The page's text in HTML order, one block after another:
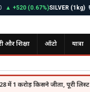
(0.67%)SILVER (1kg) ₹98,200
और शिक्षा ऑटो यात्रा
जीता, पूरी लिस्ट देखें ●